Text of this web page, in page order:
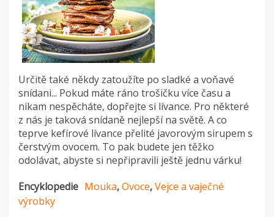
Určitě také někdy zatoužíte po sladké a voňavé
snídani... Pokud máte ráno trošičku více času a
nikam nespěcháte, dopřejte si lívance. Pro některé
z nás je taková snídaně nejlepší na světě. A co
teprve kefírové lívance přelité javorovým sirupem s
čerstvým ovocem. To pak budete jen těžko
odolávat, abyste si nepřipravili ještě jednu várku!
Encyklopedie Mouka,Ovoce,Vejce a vaječné
výrobky